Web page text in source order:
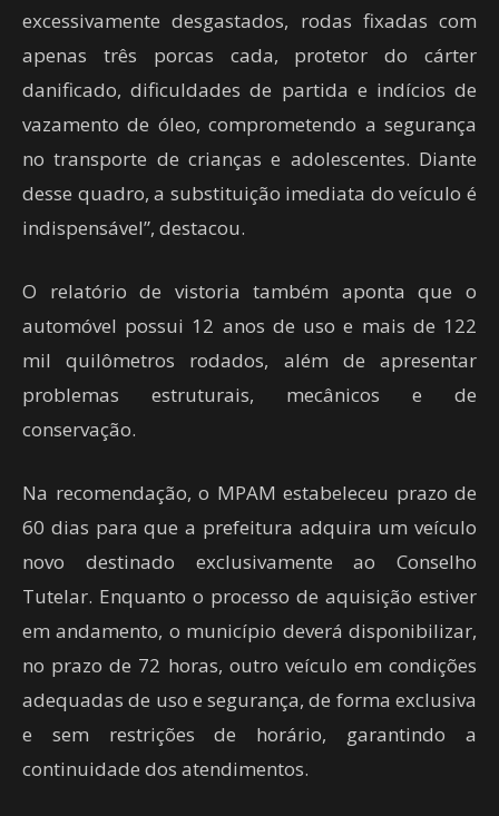
excessivamente desgastados, rodas fixadas com
apenas três porcas cada, protetor do cárter
danificado, dificuldades de partida e indícios de
vazamento de óleo, comprometendo a segurança
no transporte de crianças e adolescentes. Diante
desse quadro, a substituição imediata do veículo é
indispensável”, destacou.
O relatório de vistoria também aponta que o
automóvel possui 12 anos de uso e mais de 122
mil quilômetros rodados, além de apresentar
problemas estruturais, mecânicos e de
conservação.
Na recomendação, o MPAM estabeleceu prazo de
60 dias para que a prefeitura adquira um veículo
novo destinado exclusivamente ao Conselho
Tutelar. Enquanto o processo de aquisição estiver
em andamento, o município deverá disponibilizar,
no prazo de 72 horas, outro veículo em condições
adequadas de uso e segurança, de forma exclusiva
e sem restrições de horário, garantindo a
continuidade dos atendimentos.